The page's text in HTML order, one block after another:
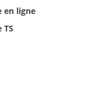
en ligne